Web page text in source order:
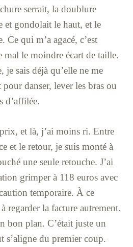
serrait, la doublure
et gondolait le haut, et le
Ce qui m’a agacé, c’est
mal le moindre écart de taille.
je sais déjà qu’elle ne me
danser, lever les bras ou
d’affilée.
et là, j’ai moins ri. Entre
et le retour, je suis monté à
une seule retouche. J’ai
grimper à 118 euros avec
temporaire. À ce
regarder la facture autrement.
bon plan. C’était juste un
s’aligne du premier coup.